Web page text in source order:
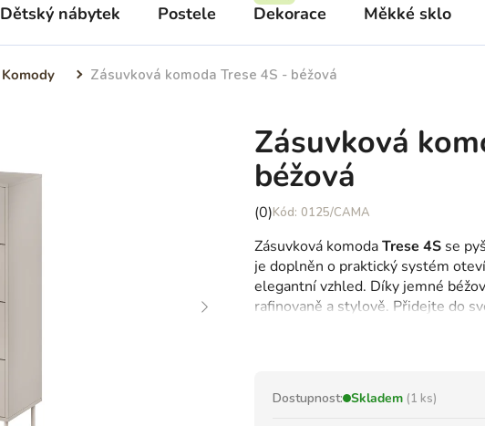
Dětský nábytek Postele Dekorace Měkké sklo
Komody Zásuvková komoda Trese 4S - béžová
Zásuvková
béžová
Průměrné
produktu
je
0,0
z
(0) 0125/CAMA
Zásuvková komodaTrese 4S se
je doplněn o praktický systém
elegantní vzhled. Díky jemné
rafinovaně a stylově. Přidejte do
Dostupnost: Skladem (1 ks)